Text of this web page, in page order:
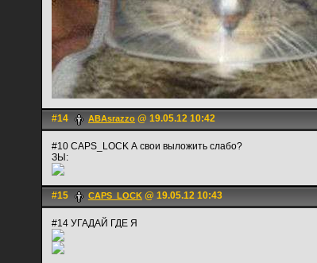
#14 ABAsrazzo @ 19.05.12 10:42
#10 CAPS_LOCK А свои выложить слабо?
ЗЫ:
#15 CAPS_LOCK @ 19.05.12 10:43
#14 УГАДАЙ ГДЕ Я